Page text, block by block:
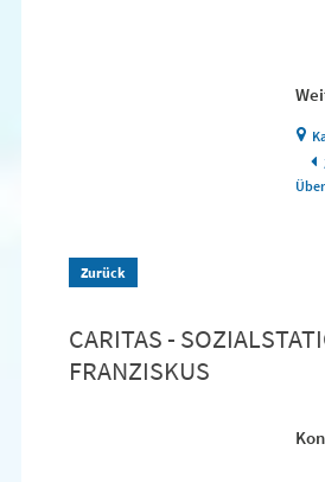
Zurück
CARITAS -
FRANZISKUS